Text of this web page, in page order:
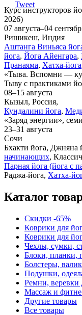
Tweet
Курс инструкторов
2026)
07 августа–04
Ришикеш, Индия
Аштанга Виньяса
йога, Йога Айенгара,
Пранаяма, Хатха-йога
«Тыва. Вспомни —
Тыву с практиками
08–15 августа
Кызыл, Россия,
Кундалини йога,
«Заряд энергии»,
23–31 августа
Сочи
Бхакти йога, Джняна
начинающих,
Парная йога (йога с
Раджа-йога, Хатха-
Каталог
Скидки -65%
Коврики для
Коврики для
Чехлы, сумки,
Блоки, планки,
Болстеры,
Подушки,
Ремни, веревки
Массаж и
Другие товары
Все товары